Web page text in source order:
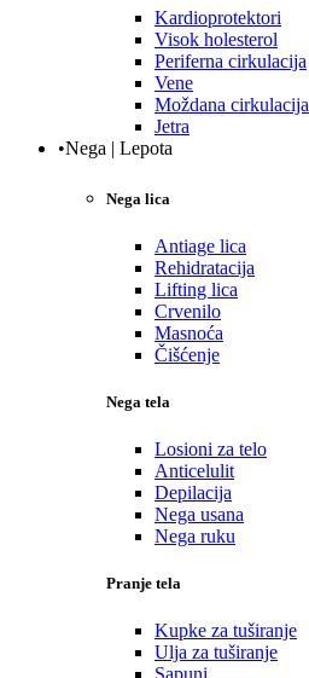
Kardioprotektori
Visok holesterol
Periferna cirkulacija
Vene
Moždana cirkulacija
Jetra
•Nega | Lepota
Nega lica
Antiage lica
Rehidratacija
Lifting lica
Crvenilo
Masnoća
Čišćenje
Nega tela
Losioni za telo
Anticelulit
Depilacija
Nega usana
Nega ruku
Pranje tela
Kupke za tuširanje
Ulja za tuširanje